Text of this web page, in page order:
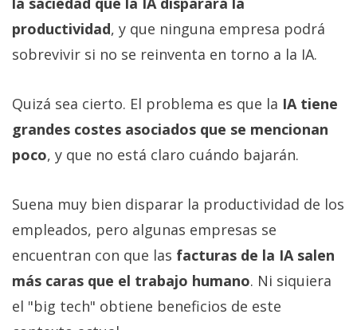
productividad, y que ninguna empresa podrá
sobrevivir si no se reinventa en torno a la IA.
Quizá sea cierto. El problema es que la IA tiene
grandes costes asociados que se mencionan
poco, y que no está claro cuándo bajarán.
Suena muy bien disparar la productividad de los
empleados, pero algunas empresas se
encuentran con que las facturas de la IA salen
más caras que el trabajo humano. Ni siquiera
el "big tech" obtiene beneficios de este